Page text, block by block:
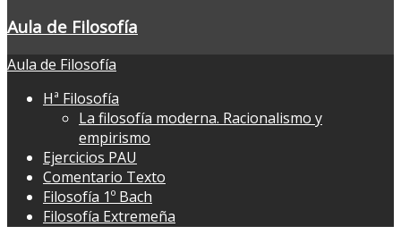
Aula de Filosofía
Aula de Filosofía
Hª Filosofía
La filosofía moderna. Racionalismo y
empirismo
Ejercicios PAU
Comentario Texto
Filosofía 1º Bach
Filosofía Extremeña